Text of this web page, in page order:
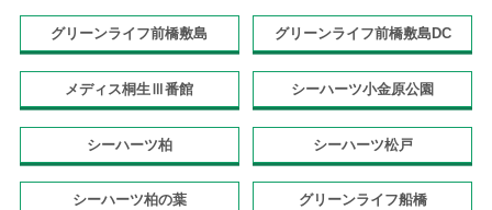
グリーンライフ前橋敷島 グリーンライフ前橋敷島DC
メディス桐生Ⅲ番館 シーハーツ小金原公園
シーハーツ柏 シーハーツ松戸
シーハーツ柏の葉 グリーンライフ船橋